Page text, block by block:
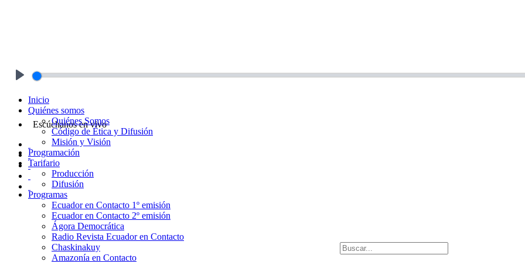
Escúchanos en vivo
Inicio
Quiénes somos
Quiénes Somos
Código de Ética y Difusión
Misión y Visión
Programación
Tarifario
Producción
Difusión
Programas
Ecuador en Contacto 1º emisión
Ecuador en Contacto 2º emisión
Ágora Democrática
Radio Revista Ecuador en Contacto
Chaskinakuy
Amazonía en Contacto